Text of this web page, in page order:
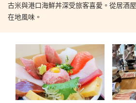
古米與港口海鮮丼深受旅客喜愛。從居酒
在地風味。